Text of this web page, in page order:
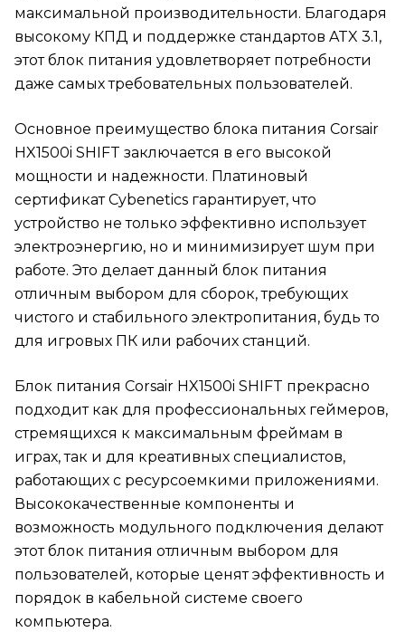
максимальной производительности. Благодаря
высокому КПД и поддержке стандартов ATX 3.1,
этот блок питания удовлетворяет потребности
даже самых требовательных пользователей.
Основное преимущество блока питания Corsair
HX1500i SHIFT заключается в его высокой
мощности и надежности. Платиновый
сертификат Cybenetics гарантирует, что
устройство не только эффективно использует
электроэнергию, но и минимизирует шум при
работе. Это делает данный блок питания
отличным выбором для сборок, требующих
чистого и стабильного электропитания, будь то
для игровых ПК или рабочих станций.
Блок питания Corsair HX1500i SHIFT прекрасно
подходит как для профессиональных геймеров,
стремящихся к максимальным фреймам в
играх, так и для креативных специалистов,
работающих с ресурсоемкими приложениями.
Высококачественные компоненты и
возможность модульного подключения делают
этот блок питания отличным выбором для
пользователей, которые ценят эффективность и
порядок в кабельной системе своего
компьютера.